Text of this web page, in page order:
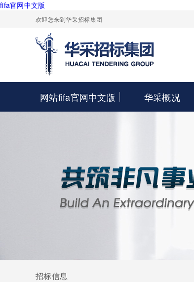
fifa官网中文版
欢迎您来到华采招标集团
网站fifa官网中文版 华采概况
招标信息